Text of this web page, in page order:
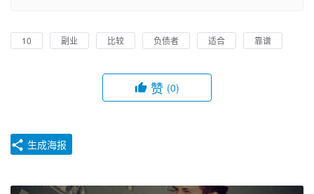
10 副业 比较 负债者 适合 靠谱
赞 (0)
生成海报